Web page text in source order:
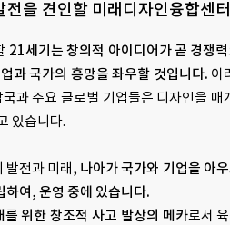
을 견인할 미래디자인융합센터
21세기는 창의적 아이디어가 곧 경쟁
과 국가의 흥망을 좌우할 것입니다. 이
과 주요 글로벌 기업들은 디자인을
있습니다.
발전과 미래, 나아가 국가와 기업을 아
하여, 운영 중에 있습니다.
를 위한 창조적 사고 발상의 메카로서